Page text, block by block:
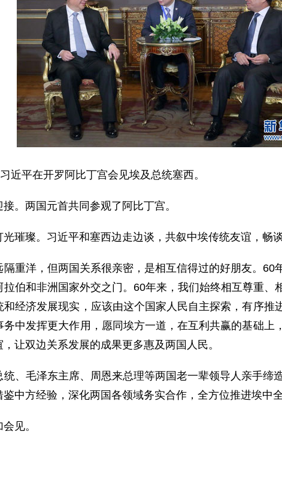
平在开罗阿比丁宫会见埃及总统塞西。
两国元首共同参观了阿比丁宫。
璨。习近平和塞西边走边谈，共叙中埃传统友谊，畅谈
洋，但两国关系很亲密，是相互信得过的好朋友。60
伯和非洲国家外交之门。60年来，我们始终相互尊重
经济发展现实，应该由这个国家人民自主探索，有序推
中发挥更大作用，愿同埃方一道，在互利共赢的基础
让双边关系发展的成果更多惠及两国人民。
毛泽东主席、周恩来总理等两国老一辈领导人亲手缔
中方经验，深化两国各领域务实合作，全方位推进埃中
见。